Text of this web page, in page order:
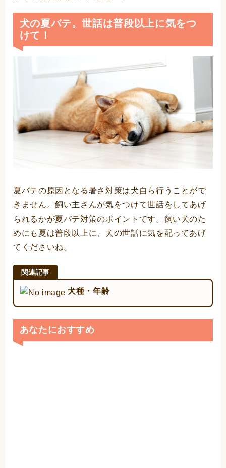
犬の夏バテ。世話は普段以上に気をつ
けて！
夏バテの原因となる暑さ対策は犬自ら行うことがで
きません。飼い主さんが気をつけて世話をしてあげ
られるかが夏バテ対策のポイントです。飼い犬のた
めにも夏は普段以上に、犬の世話に気を配ってあげ
てくださいね。
犬種・年齢
あなたにおすすめ